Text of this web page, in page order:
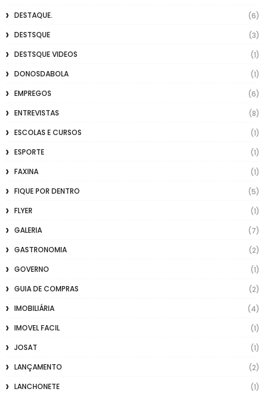
DESTAQUE.
(6)
DESTSQUE
(3)
DESTSQUE VIDEOS
(1)
DONOSDABOLA
(1)
EMPREGOS
(6)
ENTREVISTAS
(8)
ESCOLAS E CURSOS
(1)
ESPORTE
(1)
FAXINA
(1)
FIQUE POR DENTRO
(5)
FLYER
(1)
GALERIA
(7)
GASTRONOMIA
(2)
GOVERNO
(1)
GUIA DE COMPRAS
(2)
IMOBILIÁRIA
(4)
IMOVEL FACIL
(1)
JOSAT
(1)
LANÇAMENTO
(2)
LANCHONETE
(1)